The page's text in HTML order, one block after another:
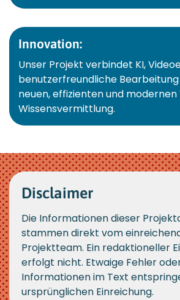
Innovation:
Unser Projekt verbindet KI,
benutzerfreundliche
neuen, effizienten und modernen
Wissensvermittlung.
Disclaimer
Die Informationen dieser
stammen direkt vom
Projektteam. Ein redaktioneller
erfolgt nicht. Etwaige Fehler
Informationen im Text
ursprünglichen Einreichung.